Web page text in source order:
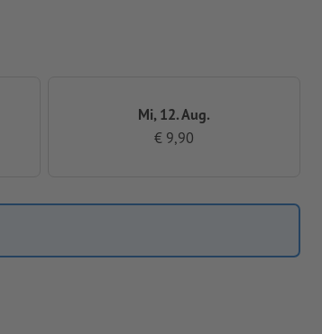
Mi, 12. Aug.
€ 9,90